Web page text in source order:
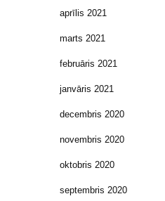
aprīlis 2021
marts 2021
februāris 2021
janvāris 2021
decembris 2020
novembris 2020
oktobris 2020
septembris 2020